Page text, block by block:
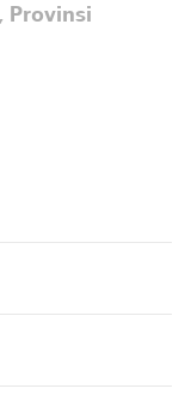
Provinsi